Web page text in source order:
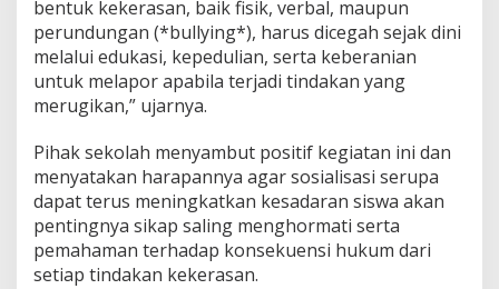
u
l
a
u
a
n
u
a
bentuk kekerasan, baik fisik, verbal, maupun
perundungan (*bullying*), harus dicegah sejak dini
melalui edukasi, kepedulian, serta keberanian
untuk melapor apabila terjadi tindakan yang
merugikan,” ujarnya.
Pihak sekolah menyambut positif kegiatan ini dan
menyatakan harapannya agar sosialisasi serupa
dapat terus meningkatkan kesadaran siswa akan
pentingnya sikap saling menghormati serta
pemahaman terhadap konsekuensi hukum dari
setiap tindakan kekerasan.